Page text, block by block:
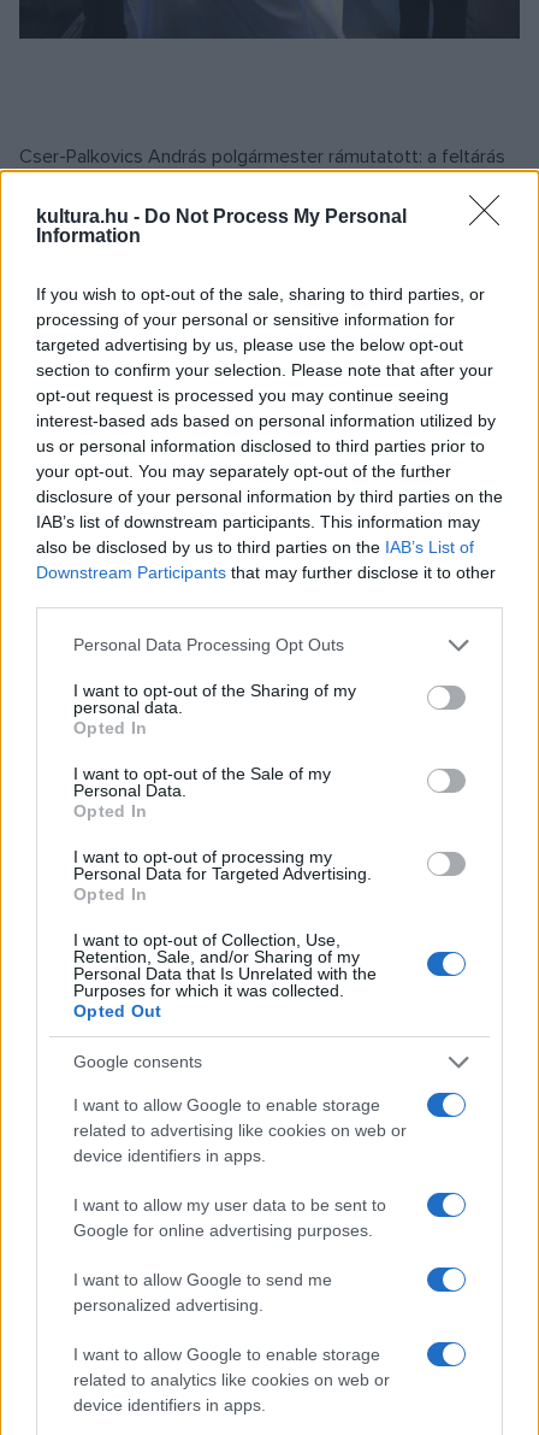
kultura.hu - Do Not Process My Personal
Information
If you wish to opt-out of the sale, sharing to third parties, or
processing of your personal or sensitive information for
targeted advertising by us, please use the below opt-out
section to confirm your selection. Please note that after your
opt-out request is processed you may continue seeing
interest-based ads based on personal information utilized by
us or personal information disclosed to third parties prior to
your opt-out. You may separately opt-out of the further
disclosure of your personal information by third parties on the
IAB’s list of downstream participants. This information may
also be disclosed by us to third parties on the IAB’s List of
Downstream Participants that may further disclose it to other
Please note that this website/app uses one or more Google
not limited to your visit or usage behaviour. You may click to
grant or deny consent to Google and its third-party tags to
use your data for below specified purposes in below Google
consent section.
Personal Data Processing Opt Outs
I want to opt-out of the Sharing of my
personal data.
Opted In
I want to opt-out of the Sale of my
Personal Data.
Opted In
I want to opt-out of processing my
Personal Data for Targeted Advertising.
Opted In
I want to opt-out of Collection, Use,
Retention, Sale, and/or Sharing of my
Personal Data that Is Unrelated with the
Purposes for which it was collected.
Opted Out
Google consents
I want to allow Google to enable storage
related to advertising like cookies on web or
device identifiers in apps.
I want to allow my user data to be sent to
Google for online advertising purposes.
I want to allow Google to send me
personalized advertising.
I want to allow Google to enable storage
related to analytics like cookies on web or
device identifiers in apps.
Cser-Palkovics András polgármester rámutatott: a feltárás
is bebizonyította, hogy a domb, amelyen a székesegyház áll
jelenleg, nem csak Székesfehérvár, hanem az egész nemzet
során megtalált korpuszt november 5-étől kiállítják a
városházán, majd a székesegyház teljes felújítását
követően a megtalálási helyszínen kaphat helyet. Smohay
András a Székesfehérvári Egyházmegyei Múzeum
igazgatója elmondta, hogy a korpusz a 13. század első
harmadából, a tatárjárás előtti időkből származik. A bronzból
készült, zománcberakású, gótikus stílusú limoges-i korpusz
feltehetően oltárkereszt vagy körmeneti kereszt funkciót
látott el.